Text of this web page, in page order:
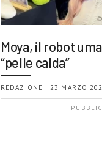
Moya, il robot
“pelle calda”
REDAZIONE | 23 MARZO